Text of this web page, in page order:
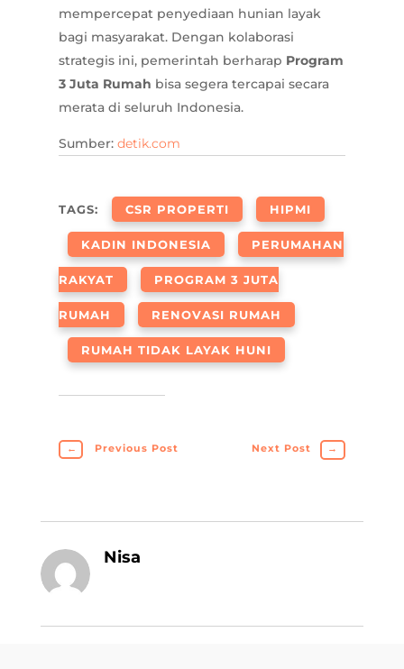
mempercepat penyediaan hunian layak
bagi masyarakat. Dengan kolaborasi
strategis ini, pemerintah berharap Program
3 Juta Rumah bisa segera tercapai secara
merata di seluruh Indonesia.
Sumber: detik.com
TAGS: CSR PROPERTI HIPMI
KADIN INDONESIA PERUMAHAN
RAKYAT PROGRAM 3 JUTA
RUMAH RENOVASI RUMAH
RUMAH TIDAK LAYAK HUNI
← Previous Post Next Post →
Nisa